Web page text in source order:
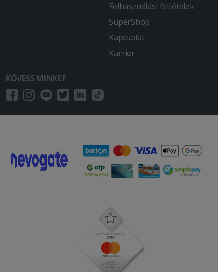
Felhasználási feltételek
SuperShop
Kapcsolat
Karrier
KÖVESS MINKET